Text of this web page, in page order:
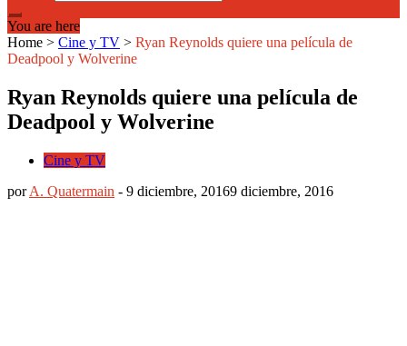
You are here
Home > Cine y TV > Ryan Reynolds quiere una película de
Deadpool y Wolverine
Ryan Reynolds quiere una película de
Deadpool y Wolverine
Cine y TV
porA. Quatermain - 9 diciembre, 20169 diciembre, 2016